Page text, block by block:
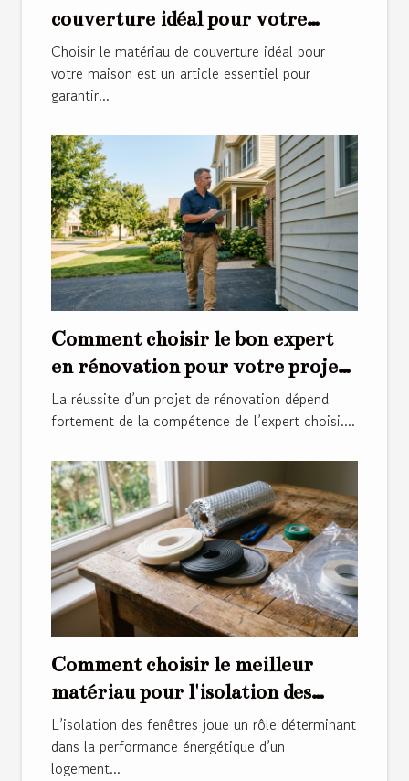
couverture idéal pour votre
maison ?
Choisir le matériau de couverture idéal pour
votre maison est un article essentiel pour
garantir...
Comment choisir le bon expert
en rénovation pour votre projet
?
La réussite d’un projet de rénovation dépend
fortement de la compétence de l’expert choisi....
Comment choisir le meilleur
matériau pour l'isolation des
fenêtres ?
L’isolation des fenêtres joue un rôle déterminant
dans la performance énergétique d’un
logement...